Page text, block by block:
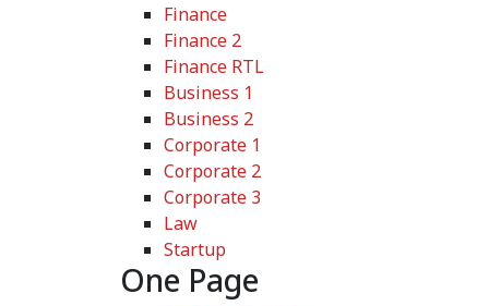
Finance
Finance 2
Finance RTL
Business 1
Business 2
Corporate 1
Corporate 2
Corporate 3
Law
Startup
One Page